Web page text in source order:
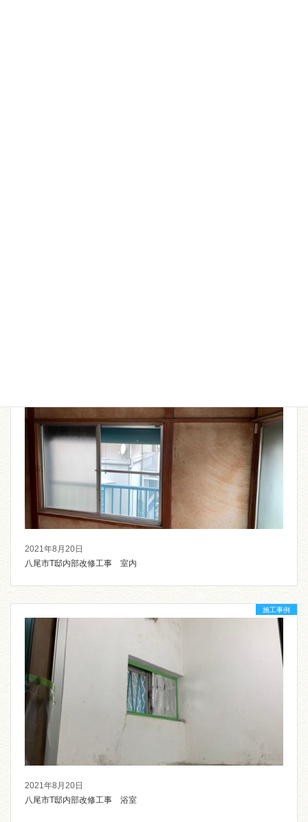
2021年8月20日
八尾市T邸内部改修工事 室内
2021年8月20日
施工事例
八尾市T邸内部改修工事 浴室